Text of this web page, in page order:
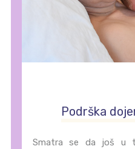
Podrška
Smatra se da još u